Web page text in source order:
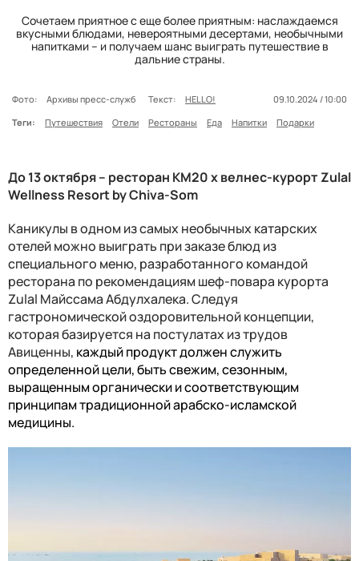
Сочетаем приятное с еще более приятным: наслаждаемся
вкусными блюдами, невероятными десертами, необычными
напитками – и получаем шанс выиграть путешествие в
дальние страны.
Фото: Архивы пресс-служб Текст: HELLO!
09.10.2024 / 10:00
Теги:
Путешествия Отели Рестораны Еда Напитки Подарки
До 13 октября – ресторан КМ20 х велнес-курортZulal
Wellness Resort by Chiva-Som
Каникулы в одном из самых необычных катарских
отелей можно выиграть при заказе блюд из
специального меню, разработанного командой
ресторана по рекомендациям шеф-повара курорта
Zulal Майссама Абдулхалека. Следуя
гастрономической оздоровительной концепции,
которая базируется на постулатах из трудов
Авиценны, каждый продукт должен служить
определенной цели, быть свежим, сезонным,
выращенным органически и соответствующим
принципам традиционной арабско-исламской
медицины.